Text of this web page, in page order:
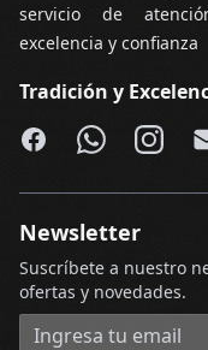
servicio de
excelencia y confianza
Tradición y
Facebook
Newsletter
Suscríbete a nuestro
ofertas y novedades.
Dirección de correo